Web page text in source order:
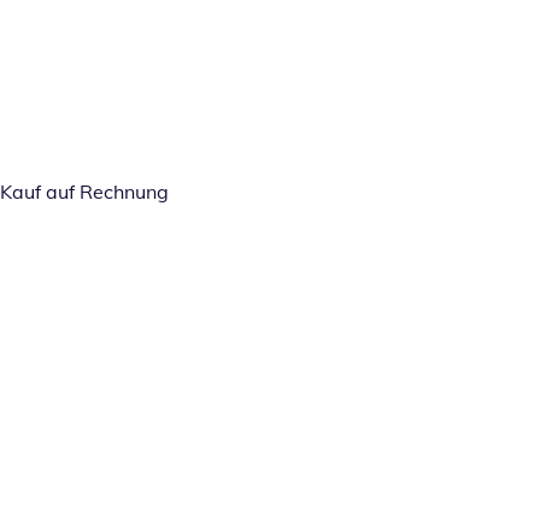
Kauf auf Rechnung